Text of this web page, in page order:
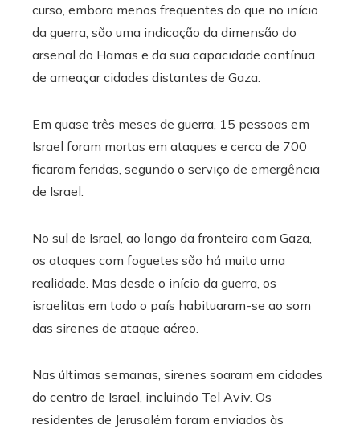
curso, embora menos frequentes do que no início
da guerra, são uma indicação da dimensão do
arsenal do Hamas e da sua capacidade contínua
de ameaçar cidades distantes de Gaza.
Em quase três meses de guerra, 15 pessoas em
Israel foram mortas em ataques e cerca de 700
ficaram feridas, segundo o serviço de emergência
de Israel.
No sul de Israel, ao longo da fronteira com Gaza,
os ataques com foguetes são há muito uma
realidade. Mas desde o início da guerra, os
israelitas em todo o país habituaram-se ao som
das sirenes de ataque aéreo.
Nas últimas semanas, sirenes soaram em cidades
do centro de Israel, incluindo Tel Aviv. Os
residentes de Jerusalém foram enviados às